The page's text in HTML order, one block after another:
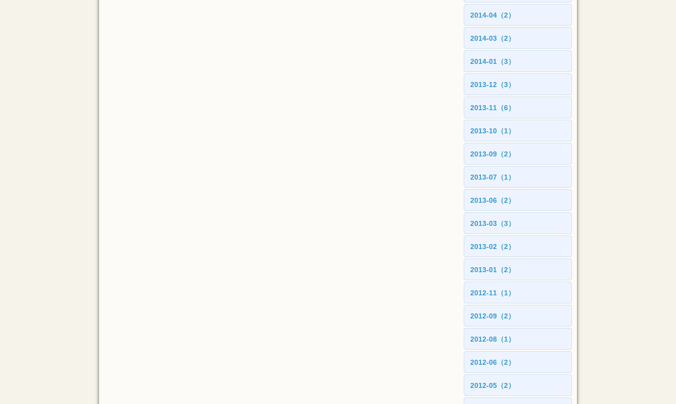
2014-04（2）
2014-03（2）
2014-01（3）
2013-12（3）
2013-11（6）
2013-10（1）
2013-09（2）
2013-07（1）
2013-06（2）
2013-03（3）
2013-02（2）
2013-01（2）
2012-11（1）
2012-09（2）
2012-08（1）
2012-06（2）
2012-05（2）